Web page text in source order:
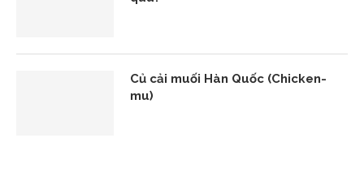
Củ cải muối Hàn Quốc (Chicken-
mu)